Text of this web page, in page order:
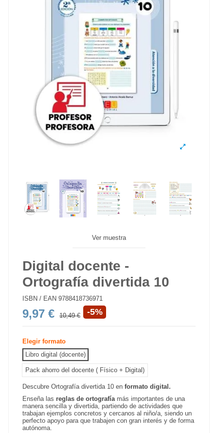
Ver muestra
Digital docente -
Ortografía divertida 10
ISBN / EAN 9788418736971
9,97 € 10,49 € -5%
Elegir formato
Libro digital (docente)
Pack ahorro del docente ( Físico + Digital)
Descubre Ortografía divertida 10 enformato digital.
Enseña las reglas de ortografíamás importantes de una
manera sencilla y divertida, partiendo de actividades que
trabajan ejemplos concretos y cercanos al niño/a, siendo un
perfecto apoyo para que trabajen con gran interés y de forma
autónoma.